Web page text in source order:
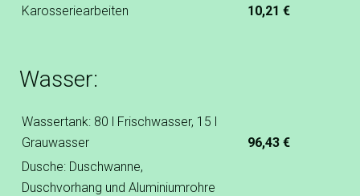
Karosseriearbeiten
10,21 €
Wasser:
Wassertank: 80 l Frischwasser, 15 l
Grauwasser
96,43 €
Dusche: Duschwanne,
Duschvorhang und Aluminiumrohre